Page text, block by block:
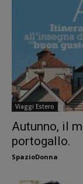
Viaggi Estero
Autunno, il
portogallo.
SpazioDonna